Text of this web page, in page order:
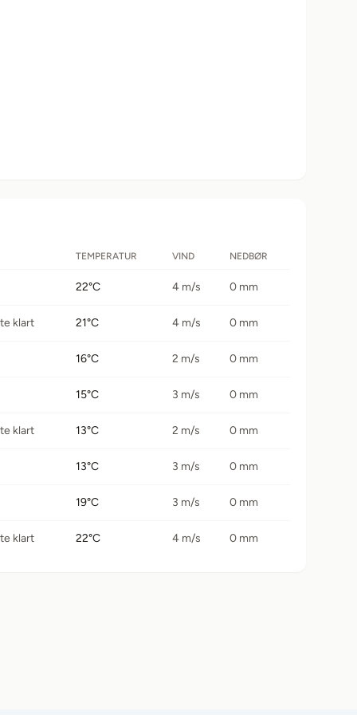
TEMPERATUR VIND NEDBØR
22°C 4 m/s 0 mm
klart 21°C 4 m/s 0 mm
16°C 2 m/s 0 mm
15°C 3 m/s 0 mm
klart 13°C 2 m/s 0 mm
13°C 3 m/s 0 mm
19°C 3 m/s 0 mm
klart 22°C 4 m/s 0 mm